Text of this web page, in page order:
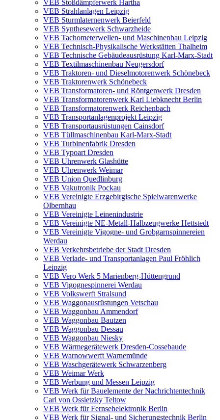
VEB Stoßdämpferwerk Hartha
VEB Strahlanlagen Leipzig
VEB Sturmlaternenwerk Beierfeld
VEB Synthesewerk Schwarzheide
VEB Tachometerwellen- und Maschinenbau Leipzig
VEB Technisch-Physikalische Werkstätten Thalheim
VEB Technische Gebäudeausrüstung Karl-Marx-Stadt
VEB Textilmaschinenbau Neugersdorf
VEB Traktoren- und Dieselmotorenwerk Schönebeck
VEB Traktorenwerk Schönebeck
VEB Transformatoren- und Röntgenwerk Dresden
VEB Transformatorenwerk Karl Liebknecht Berlin
VEB Transformatorenwerk Reichenbach
VEB Transportanlagenprojekt Leipzig
VEB Transportausrüstungen Cainsdorf
VEB Tüllmaschinenbau Karl-Marx-Stadt
VEB Turbinenfabrik Dresden
VEB Typoart Dresden
VEB Uhrenwerk Glashütte
VEB Uhrenwerk Weimar
VEB Union Quedlinburg
VEB Vakutronik Pockau
VEB Vereinigte Erzgebirgische Spielwarenwerke
Olbernhau
VEB Vereinigte Leinenindustrie
VEB Vereinigte NE-Metall-Halbzeugwerke Hettstedt
VEB Vereinigte Vigogne- und Grobgarnspinnereien
Werdau
VEB Verkehrsbetriebe der Stadt Dresden
VEB Verlade- und Transportanlagen Paul Fröhlich
Leipzig
VEB Vero Werk 5 Marienberg-Hüttengrund
VEB Vigognespinnerei Werdau
VEB Volkswerft Stralsund
VEB Waggonausrüstungen Vetschau
VEB Waggonbau Ammendorf
VEB Waggonbau Bautzen
VEB Waggonbau Dessau
VEB Waggonbau Niesky
VEB Wärmegerätewerk Dresden-Cossebaude
VEB Warnowwerft Warnemünde
VEB Waschgerätewerk Schwarzenberg
VEB Weimar Werk
VEB Werbung und Messen Leipzig
VEB Werk für Bauelemente der Nachrichtentechnik
Carl von Ossietzky Teltow
VEB Werk für Fernsehelektronik Berlin
VEB Werk für Signal- und Sicherungstechnik Berlin